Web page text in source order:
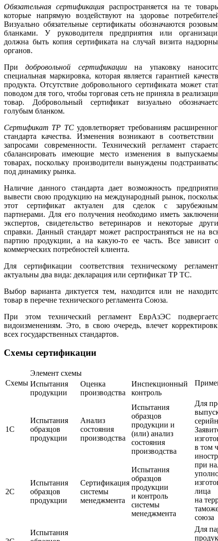
Обязательная сертификацияраспространяется на те
которые напрямую воздействуют на здоровье
Визуально обязательные сертификаты обозначаются
бланками. У руководителя предприятия или
должна быть копия сертификата на случай визита
органов.
Придобровольной сертификациина упаковку
специальная маркировка, которая является гарантией
продукта. Отсутствие добровольного сертификата может
поводом для того, чтобы торговая сеть не приняла в
товар. Добровольный сертификат визуально
голубым бланком.
Сертификат ТР ТСудовлетворяет требованиям
стандарта качества. Изменения возникают в соответствии
запросами современности. Технический регламент
сбалансировать имеющие место изменения в
товарах, поскольку производители вынуждены
под динамику рынка.
Наличие данного стандарта дает возможность
вывести свою продукцию на международный рынок,
этот сертификат актуален для сделок с
партнерами. Для его получения необходимо иметь
экспертов, свидетельство ветеринаров и некоторые
справки. Данный стандарт может распространяться не на
партию продукции, а на какую-то ее часть. Все зависит
коммерческих потребностей клиента.
Для сертификации соответствия техническому
актуальны два вида: декларация или сертификат ТР ТС.
Выбор варианта диктуется тем, находится или не
товар в перечне технического регламента Союза.
При этом технический регламент ЕврАзЭС
видоизменениям. Это, в свою очередь, влечет
всех государственных стандартов.
Схемы сертификации
Схемы
Элемент схемы
Испытания
продукции
Оценка
производства
Инспекционный
контроль
1С
Испытания
образцов
продукции
Анализ
состояния
производства
Испытания
образцов
продукции и
(или) анализ
состояния
производства
Для
в том
при
лица
на
союза
2С
Испытания
образцов
продукции
Сертификация
системы
менеджмента
Испытания
образцов
продукции
и контроль
системы
менеджмента
Испытания
Для